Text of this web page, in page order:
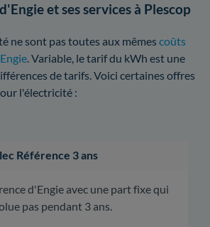
et ses services à Plescop
ne sont pas toutes aux mêmes coûts
. Variable, le tarif du kWh est une
de tarifs. Voici certaines offres
l'électricité :
Référence 3 ans
d'Engie avec une part fixe qui
pas pendant 3 ans.